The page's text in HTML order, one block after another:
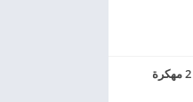
تحميل لعبة المواجهة 2 مهكرة